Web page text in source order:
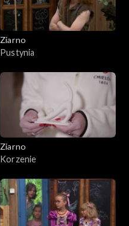
Ziarno
Pustynia
Ziarno
Korzenie